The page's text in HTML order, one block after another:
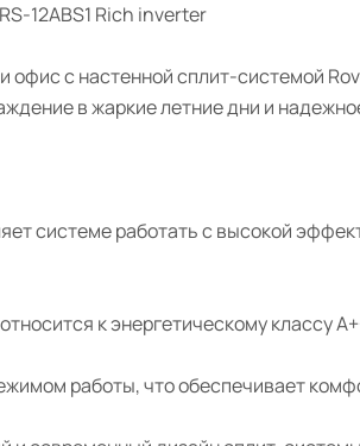
12ABS1 Rich inverter
с настенной сплит-системой
в жаркие летние дни и
системе работать с высокой
к энергетическому классу
работы, что обеспечивает